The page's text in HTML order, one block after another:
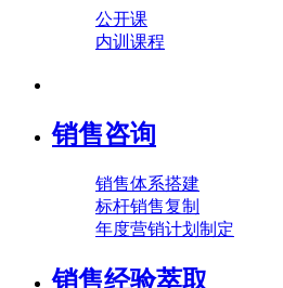
公开课
内训课程
销售咨询
销售体系搭建
标杆销售复制
年度营销计划制定
销售经验萃取